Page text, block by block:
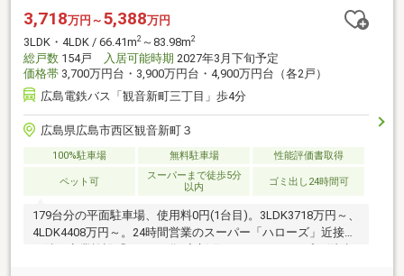
3,718万円～ 5,388万円
3LDK・4LDK / 66.41m2 ～83.98m2
総戸数 154戸 入居可能時期 2027年3月下旬予定
価格帯 3,700万円台・3,900万円台・4,900万円台（各2戸）
広島電鉄バス「観音新町三丁目」歩4分
広島県広島市西区観音新町３
100%駐車場 無料駐車場 性能評価書取得
ペット可
スーパーまで徒歩5分
以内
ゴミ出し24時間可
179台分の平面駐車場、使用料0円(1台目)。3LDK3718万円～、
4LDK4408万円～。24時間営業のスーパー「ハローズ」近接。